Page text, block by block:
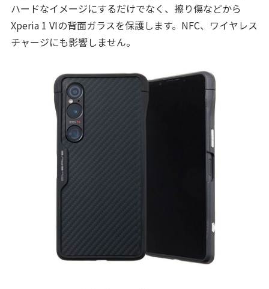
ハードなイメージにするだけでなく、擦り傷などから
Xperia 1 VIの背面ガラスを保護します。NFC、ワイヤレス
チャージにも影響しません。